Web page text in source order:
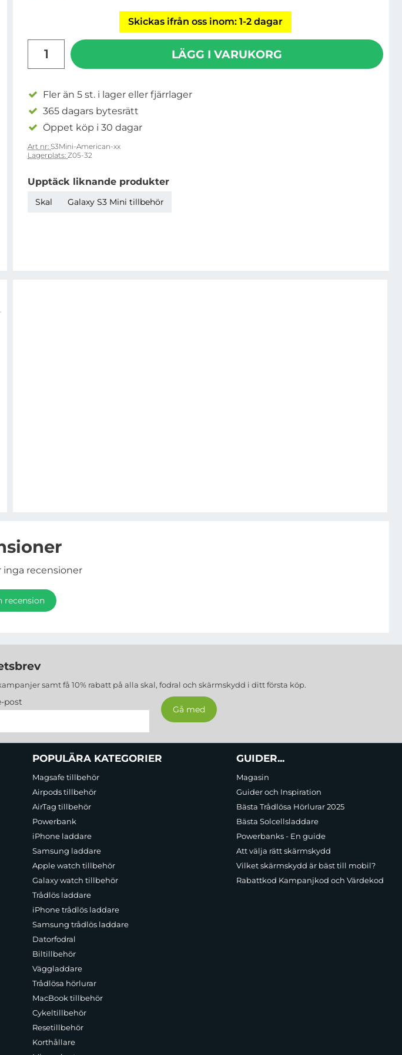
Skickas ifrån oss inom: 1-2 dagar
LÄGG I VARUKORG
Fler än 5 st. i lager eller fjärrlager
365 dagars bytesrätt
Öppet köp i 30 dagar
Art nr: S3Mini-American-xx
Lagerplats: Z05-32
Upptäck liknande produkter
Skal Galaxy S3 Mini tillbehör
recensioner
recension
samt få 10% rabatt på alla skal, fodral och skärmskydd i ditt första köp.
post
POPULÄRA KATEGORIER
Magsafe tillbehör
Airpods tillbehör
AirTag tillbehör
Powerbank
iPhone laddare
Samsung laddare
Apple watch tillbehör
Galaxy watch tillbehör
Trådlös laddare
iPhone trådlös laddare
Samsung trådlös laddare
Datorfodral
Biltillbehör
Väggladdare
Trådlösa hörlurar
MacBook tillbehör
Cykeltillbehör
Resetillbehör
Korthållare
GUIDER...
Magasin
Guider och Inspiration
Bästa Trådlösa Hörlurar 2025
Bästa Solcellsladdare
Powerbanks - En guide
Att välja rätt skärmskydd
Vilket skärmskydd är bäst till mobil?
Rabattkod Kampanjkod och Värdekod